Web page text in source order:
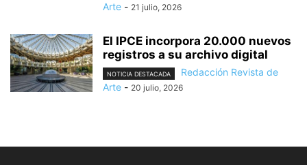
Arte - 21 julio, 2026
El IPCE incorpora 20.000 nuevos
registros a su archivo digital
NOTICIA DESTACADA
Redacción Revista de
Arte - 20 julio, 2026